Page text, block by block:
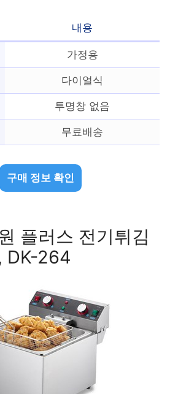
내용
가정용
다이얼식
투명창 없음
무료배송
구매 정보 확인
플러스 전기튀김
DK-264